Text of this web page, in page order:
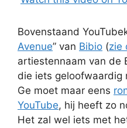
Bovenstaand
Avenue” van Bibio (zie
artiestennaam van de
die iets geloofwaardig
Ge moet maar eens
YouTube, hij heeft zo
Het zal wel iets met